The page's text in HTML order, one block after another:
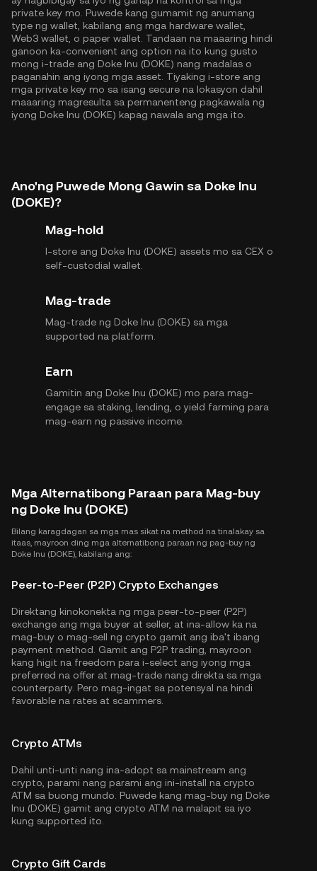
private key mo. Puwede kang gumamit ng anumang
type ng wallet, kabilang ang mga hardware wallet,
Web3 wallet, o paper wallet. Tandaan na maaaring hindi
ganoon ka-convenient ang option na ito kung gusto
mong i-trade ang Doke Inu (DOKE) nang madalas o
paganahin ang iyong mga asset. Tiyaking i-store ang
mga private key mo sa isang secure na lokasyon dahil
maaaring magresulta sa permanenteng pagkawala ng
iyong Doke Inu (DOKE) kapag nawala ang mga ito.
Ano'ng Puwede Mong Gawin sa Doke Inu
(DOKE)?
Mag-hold
I-store ang Doke Inu (DOKE) assets mo sa CEX o
self-custodial wallet.
Mag-trade
Mag-trade ng Doke Inu (DOKE) sa mga
supported na platform.
Earn
Gamitin ang Doke Inu (DOKE) mo para mag-
engage sa staking, lending, o yield farming para
mag-earn ng passive income.
Mga Alternatibong Paraan para Mag-buy
ng Doke Inu (DOKE)
Bilang karagdagan sa mga mas sikat na method na tinalakay sa
itaas, mayroon ding mga alternatibong paraan ng pag-buy ng
Doke Inu (DOKE), kabilang ang:
Peer-to-Peer (P2P) Crypto Exchanges
Direktang kinokonekta ng mga peer-to-peer (P2P)
exchange ang mga buyer at seller, at ina-allow ka na
mag-buy o mag-sell ng crypto gamit ang iba't ibang
payment method. Gamit ang P2P trading, mayroon
kang higit na freedom para i-select ang iyong mga
preferred na offer at mag-trade nang direkta sa mga
counterparty. Pero mag-ingat sa potensyal na hindi
favorable na rates at scammers.
Crypto ATMs
Dahil unti-unti nang ina-adopt sa mainstream ang
crypto, parami nang parami ang ini-install na crypto
ATM sa buong mundo. Puwede kang mag-buy ng Doke
Inu (DOKE) gamit ang crypto ATM na malapit sa iyo
kung supported ito.
Crypto Gift Cards